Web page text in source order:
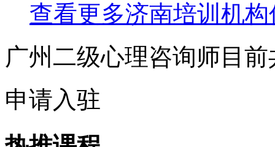
查看更多济南培训机构
广州二级心理咨询师目
申请入驻